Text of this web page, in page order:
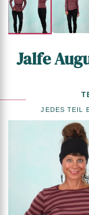
Jalfe
JEDES TEIL